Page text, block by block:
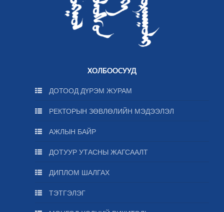
ХОЛБООСУУД
ДОТООД ДҮРЭМ ЖУРАМ
РЕКТОРЫН ЗӨВЛӨЛИЙН МЭДЭЭЛЭЛ
АЖЛЫН БАЙР
ДОТУУР УТАСНЫ ЖАГСААЛТ
ДИПЛОМ ШАЛГАХ
ТЭТГЭЛЭГ